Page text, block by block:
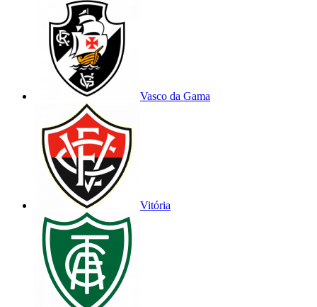
Vasco da Gama
Vitória